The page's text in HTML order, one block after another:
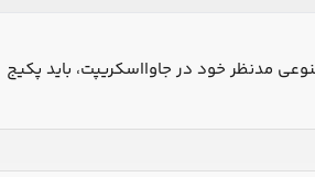
مدنظر خود در جاوااسکریپت، باید پکیج